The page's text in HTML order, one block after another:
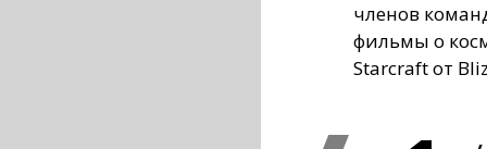
членов
фильмы о
Starcraft от